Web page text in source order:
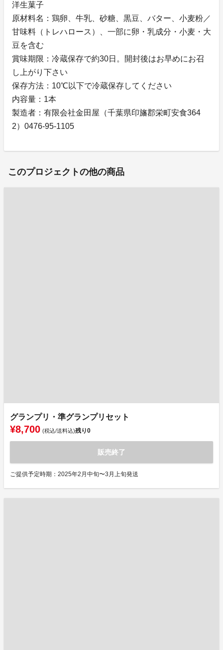
洋生菓子
原材料名：鶏卵、牛乳、砂糖、黒豆、バター、小麦粉／
甘味料（トレハロース）、一部に卵・乳成分・小麦・大
豆を含む
賞味期限：冷蔵保存で約30日。開封後はお早めにお召
し上がり下さい
保存方法：10℃以下で冷蔵保存してください
内容量：1本
製造者：有限会社金田屋（千葉県印旛郡栄町安食364
2）0476-95-1105
このプロジェクトの他の商品
グランプリ・準グランプリセット
¥8,700 (税込/送料込)残り0
販売終了
ご提供予定時期：2025年2月中旬〜3月上旬発送